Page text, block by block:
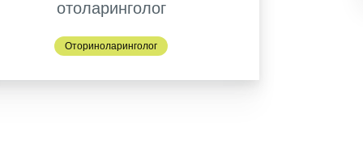
отоларинголог
Оториноларинголог